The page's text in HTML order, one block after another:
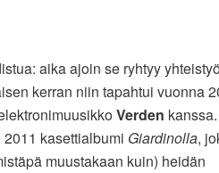
aika ajoin se ryhtyy
kerran niin tapahtui vuonna
Verden kanssa.
kasettialbumi Giardinolla,
muustakaan kuin) heidän